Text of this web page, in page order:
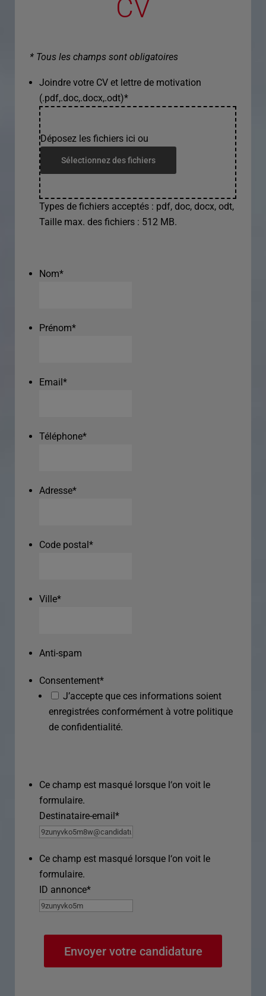
CV
* Tous les champs sont obligatoires
Joindre votre CV et lettre de motivation
(.pdf,.doc,.docx,.odt)*
Déposez les fichiers ici ou
Sélectionnez des fichiers
Types de fichiers acceptés : pdf, doc, docx, odt,
Taille max. des fichiers : 512 MB.
Nom*
Prénom*
Email*
Téléphone*
Adresse*
Code postal*
Ville*
Anti-spam
Consentement*
J’accepte que ces informations soient
enregistrées conformément à votre politique
de confidentialité.
Ce champ est masqué lorsque l‘on voit le
formulaire.
Destinataire-email*
Ce champ est masqué lorsque l‘on voit le
formulaire.
ID annonce*